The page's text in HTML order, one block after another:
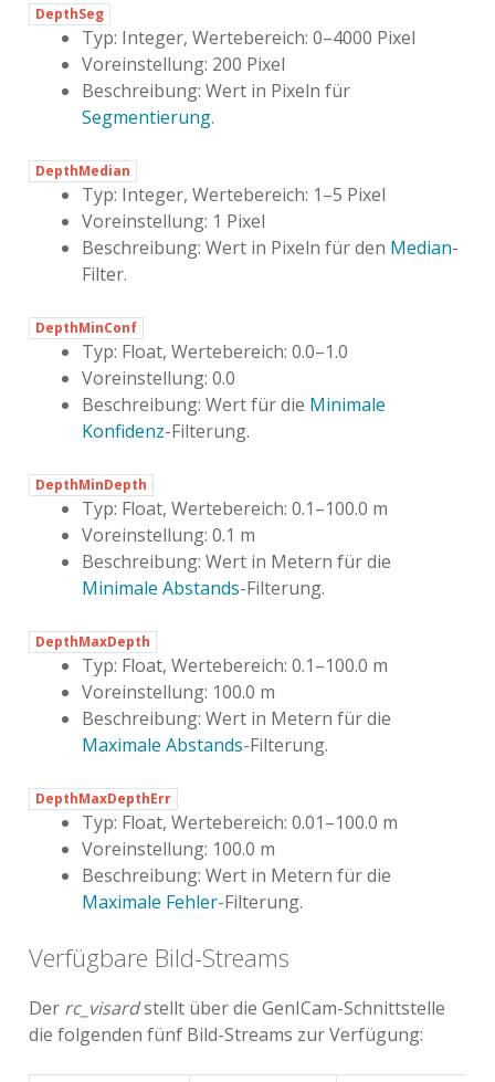
DepthSeg
Typ: Integer, Wertebereich: 0–4000 Pixel
Voreinstellung: 200 Pixel
Beschreibung: Wert in Pixeln für
Segmentierung.
DepthMedian
Typ: Integer, Wertebereich: 1–5 Pixel
Voreinstellung: 1 Pixel
Beschreibung: Wert in Pixeln für den Median-
Filter.
DepthMinConf
Typ: Float, Wertebereich: 0.0–1.0
Voreinstellung: 0.0
Beschreibung: Wert für die Minimale
Konfidenz-Filterung.
DepthMinDepth
Typ: Float, Wertebereich: 0.1–100.0 m
Voreinstellung: 0.1 m
Beschreibung: Wert in Metern für die
Minimale Abstands-Filterung.
DepthMaxDepth
Typ: Float, Wertebereich: 0.1–100.0 m
Voreinstellung: 100.0 m
Beschreibung: Wert in Metern für die
Maximale Abstands-Filterung.
DepthMaxDepthErr
Typ: Float, Wertebereich: 0.01–100.0 m
Voreinstellung: 100.0 m
Beschreibung: Wert in Metern für die
Maximale Fehler-Filterung.
Verfügbare Bild-Streams
Der rc_visardstellt über die GenICam-Schnittstelle
die folgenden fünf Bild-Streams zur Verfügung: